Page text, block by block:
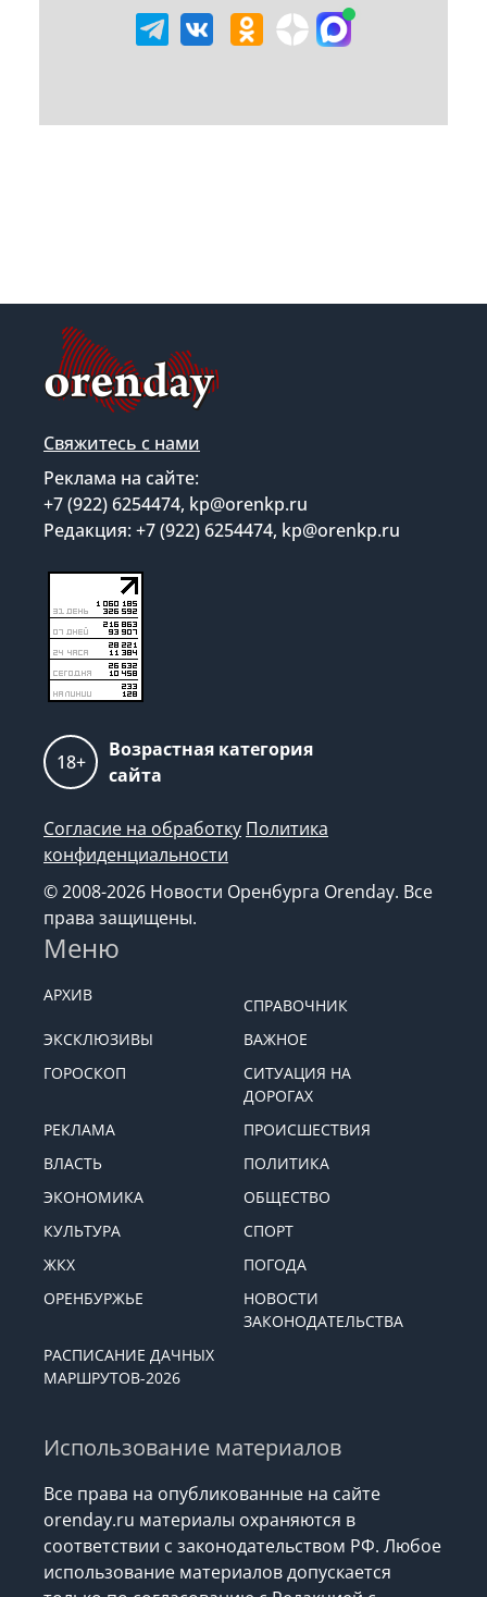
Свяжитесь с нами
Реклама на сайте:
+7 (922) 6254474, kp@orenkp.ru
Редакция: +7 (922) 6254474, kp@orenkp.ru
18+
Возрастная категория
сайта
Согласие на обработку Политика
конфиденциальности
© 2008-2026 Новости Оренбурга Orenday. Все
права защищены.
Меню
АРХИВ
СПРАВОЧНИК
ЭКСКЛЮЗИВЫ
ВАЖНОЕ
ГОРОСКОП
СИТУАЦИЯ НА
ДОРОГАХ
РЕКЛАМА
ПРОИСШЕСТВИЯ
ВЛАСТЬ
ПОЛИТИКА
ЭКОНОМИКА
ОБЩЕСТВО
КУЛЬТУРА
СПОРТ
ЖКХ
ПОГОДА
ОРЕНБУРЖЬЕ
НОВОСТИ
ЗАКОНОДАТЕЛЬСТВА
РАСПИСАНИЕ ДАЧНЫХ
МАРШРУТОВ-2026
Использование материалов
Все права на опубликованные на сайте
orenday.ru материалы охраняются в
соответствии с законодательством РФ. Любое
использование материалов допускается